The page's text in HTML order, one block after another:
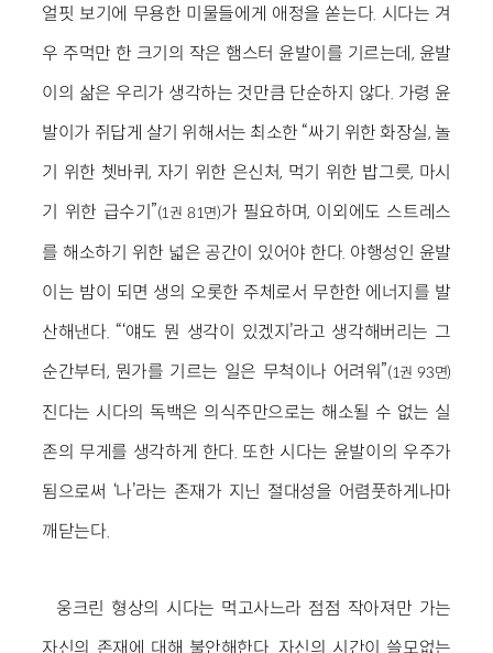
얼핏 보기에 무용한 미물들에게 애정을 쏟는다. 시다는 겨
우 주먹만 한 크기의 작은 햄스터 윤발이를 기르는데, 윤발
이의 삶은 우리가 생각하는 것만큼 단순하지 않다. 가령 윤
발이가 쥐답게 살기 위해서는 최소한 “싸기 위한 화장실, 놀
기 위한 쳇바퀴, 자기 위한 은신처, 먹기 위한 밥그릇, 마시
기 위한 급수기”(1권 81면)가 필요하며, 이외에도 스트레스
를 해소하기 위한 넓은 공간이 있어야 한다. 야행성인 윤발
이는 밤이 되면 생의 오롯한 주체로서 무한한 에너지를 발
산해낸다. “‘얘도 뭔 생각이 있겠지’라고 생각해버리는 그
순간부터, 뭔가를 기르는 일은 무척이나 어려워”(1권 93면)
진다는 시다의 독백은 의식주만으로는 해소될 수 없는 실
존의 무게를 생각하게 한다. 또한 시다는 윤발이의 우주가
됨으로써 ‘나’라는 존재가 지닌 절대성을 어렴풋하게나마
깨닫는다.
웅크린 형상의 시다는 먹고사느라 점점 작아져만 가는
자신의 존재에 대해 불안해한다. 자신의 시간이 쓸모없는